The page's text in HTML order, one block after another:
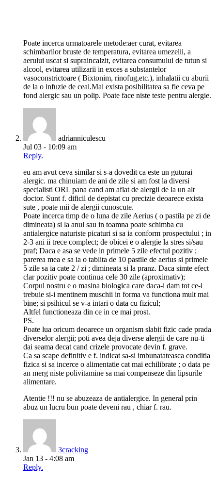
Poate incerca urmatoarele metode:aer curat, evitarea
schimbarilor bruste de temperatura, evitarea umezelii, a
aerului uscat si supraincalzit, evitarea consumului de tutun si
alcool, evitarea utilizarii in exces a substantelor
vasoconstrictoare ( Bixtonim, rinofug,etc.), inhalatii cu aburii
de la o infuzie de ceai.Mai exista posibilitatea sa fie ceva pe
fond alergic sau un polip. Poate face niste teste pentru alergie.
adrianniculescu
Jul 03 - 10:09 am
Reply.
eu am avut ceva similar si s-a dovedit ca este un guturai
alergic. ma chinuiam de ani de zile si am fost la diversi
specialisti ORL pana cand am aflat de alergii de la un alt
doctor. Sunt f. dificil de depistat cu precizie deoarece exista
sute , poate mii de alergii cunoscute.
Poate incerca timp de o luna de zile Aerius ( o pastila pe zi de
dimineata) si la anul sau in toamna poate schimba cu
antialergice naturiste picaturi si sa ia conform prospectului ; in
2-3 ani ii trece complect; de obicei e o alergie la stres si/sau
praf; Daca e asa se vede in primele 5 zile efectul pozitiv ;
parerea mea e sa ia o tablita de 10 pastile de aerius si primele
5 zile sa ia cate 2 / zi ; dimineata si la pranz. Daca simte efect
clar pozitiv poate continua cele 30 zile (aproximativ);
Corpul nostru e o masina biologica care daca-i dam tot ce-i
trebuie si-i mentinem muschii in forma va functiona mult mai
bine; si psihicul se v-a intari o data cu fizicul;
Altfel functioneaza din ce in ce mai prost.
PS.
Poate lua oricum deoarece un organism slabit fizic cade prada
diverselor alergii; poti avea deja diverse alergii de care nu-ti
dai seama decat cand crizele provocate devin f. grave.
Ca sa scape definitiv e f. indicat sa-si imbunatateasca conditia
fizica si sa incerce o alimentatie cat mai echilibrate ; o data pe
an merg niste polivitamine sa mai compenseze din lipsurile
alimentare.
Atentie !!! nu se abuzeaza de antialergice. In general prin
abuz un lucru bun poate deveni rau , chiar f. rau.
3cracking
Jan 13 - 4:08 am
Reply.